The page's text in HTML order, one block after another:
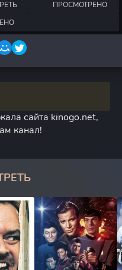
ПРОСМОТРЕНО
сайта kinogo.net,
канал!